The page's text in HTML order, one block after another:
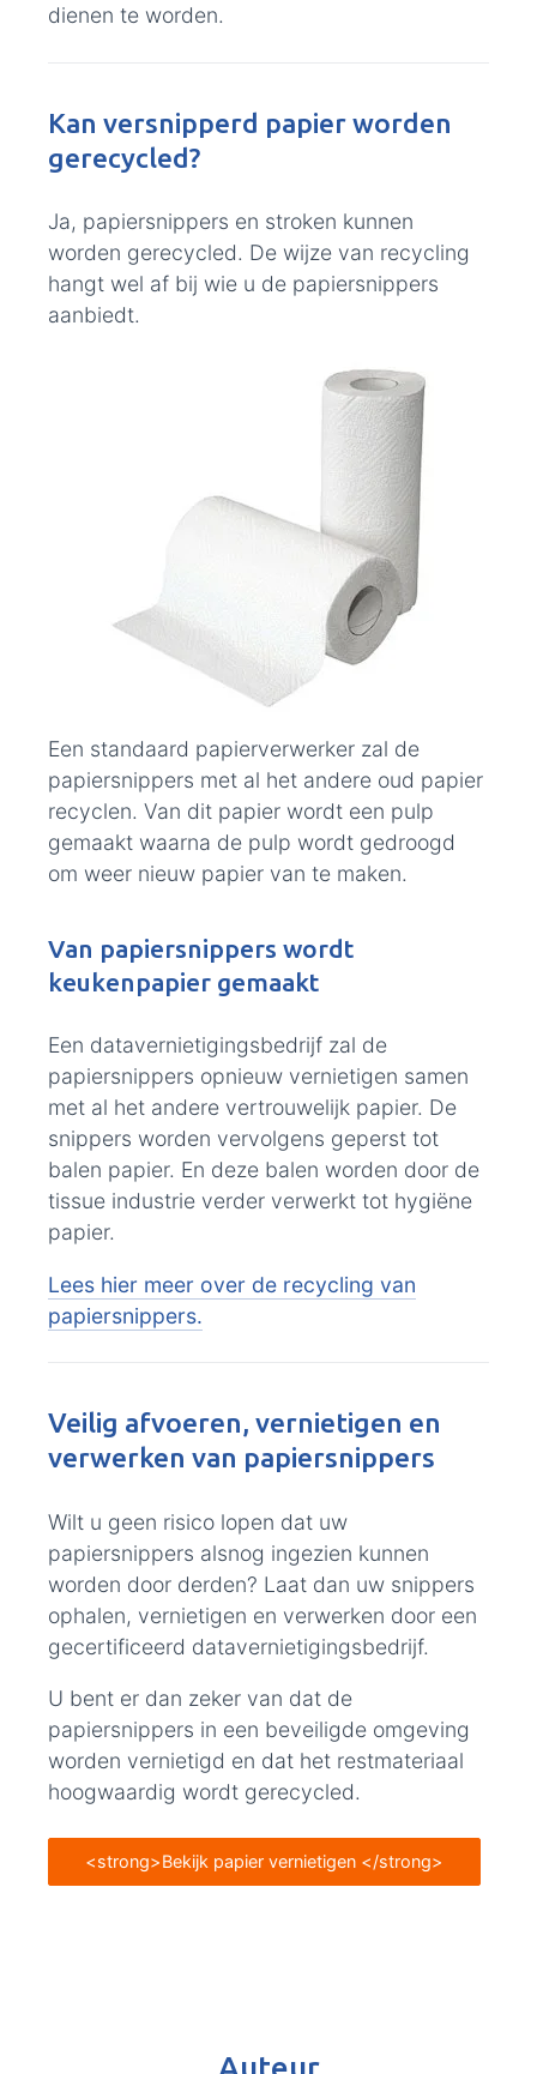
dienen te worden.
Kan versnipperd papier worden
gerecycled?
Ja, papiersnippers en stroken kunnen
worden gerecycled. De wijze van recycling
hangt wel af bij wie u de papiersnippers
aanbiedt.
Een standaard papierverwerker zal de
papiersnippers met al het andere oud papier
recyclen. Van dit papier wordt een pulp
gemaakt waarna de pulp wordt gedroogd
om weer nieuw papier van te maken.
Van papiersnippers wordt
keukenpapier gemaakt
Een datavernietigingsbedrijf zal de
papiersnippers opnieuw vernietigen samen
met al het andere vertrouwelijk papier. De
snippers worden vervolgens geperst tot
balen papier. En deze balen worden door de
tissue industrie verder verwerkt tot hygiëne
papier.
Lees hier meer over de recycling van
papiersnippers.
Veilig afvoeren, vernietigen en
verwerken van papiersnippers
Wilt u geen risico lopen dat uw
papiersnippers alsnog ingezien kunnen
worden door derden? Laat dan uw snippers
ophalen, vernietigen en verwerken door een
gecertificeerd datavernietigingsbedrijf.
U bent er dan zeker van dat de
papiersnippers in een beveiligde omgeving
worden vernietigd en dat het restmateriaal
hoogwaardig wordt gerecycled.
<strong>Bekijk papier vernietigen </strong>